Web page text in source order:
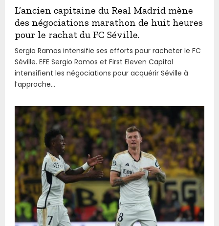
L’ancien capitaine du Real Madrid mène
des négociations marathon de huit heures
pour le rachat du FC Séville.
Sergio Ramos intensifie ses efforts pour racheter le FC
Séville. EFE Sergio Ramos et First Eleven Capital
intensifient les négociations pour acquérir Séville à
l’approche...